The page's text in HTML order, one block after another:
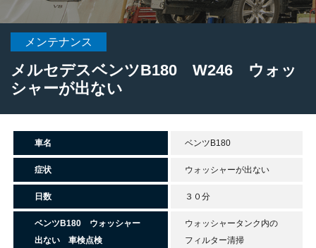
メンテナンス
メルセデスベンツB180 W246 ウォッ
シャーが出ない
車名 ベンツB180
症状 ウォッシャーが出ない
日数 ３０分
ベンツB180 ウォッシャー
出ない 車検点検
ウォッシャータンク内の
フィルター清掃